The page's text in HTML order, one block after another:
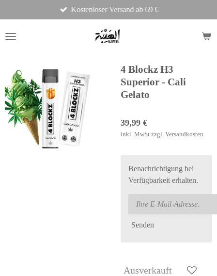
Hauptinhalt
springen
Kostenloser Versand ab 69 €
4 Blockz H3
Superior - Cali
Gelato
39,99 €
inkl. MwSt zzgl. Versandkosten
Benachrichtigung bei
Verfügbarkeit erhalten.
Senden
Ausverkauft